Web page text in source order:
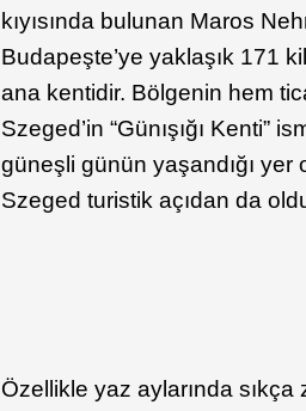
kıyısında bulunan Maros
Budapeşte’ye yaklaşık 171
ana kentidir. Bölgenin hem
Szeged’in “Günışığı Kenti”
güneşli günün yaşandığı yer
Szeged turistik açıdan da
Özellikle yaz aylarında sıkça